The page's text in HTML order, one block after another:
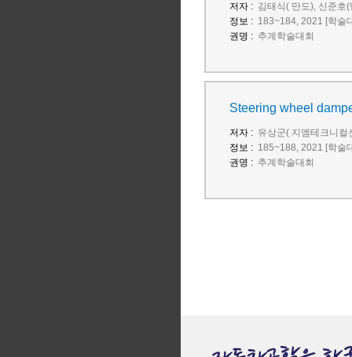
저자 : 김태식( 만도), 신준호
정보 : 183~184, 2021 [학술
권명 : 추계학술대회
Steering wheel
저자 : 유상군( 지엠테크니
정보 : 185~188, 2021 [학술
권명 : 추계학술대회